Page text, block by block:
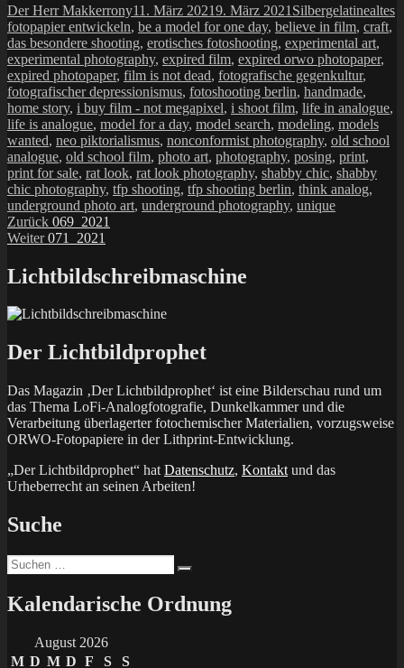
Autor
Der Herr MakkerronyVeröffentlicht
am
11. März 20219. März 2021 Kategorien
Silbergelatinealtes
fotopapier entwickeln, be a model for one day, believe in film, craft,
das besondere shooting, erotisches fotoshooting, experimental art,
experimental photography, expired film, expired orwo photopaper,
expired photopaper, film is not dead, fotografische gegenkultur,
fotografischer depressionismus, fotoshooting berlin, handmade,
home story, i buy film - not megapixel, i shoot film, life in analogue,
life is analogue, model for a day, model search, modeling, models
wanted, neo piktorialismus, nonconformist photography, old school
analogue, old school film, photo art, photography, posing, print,
print for sale, rat look, rat look photography, shabby chic, shabby
chic photography, tfp shooting, tfp shooting berlin, think analog,
underground photo art, underground photography, unique
Beitragsnavigation
Zurück Vorheriger
Beitrag:
069_2021
Weiter Nächster
071_2021
Lichtbildschreibmaschine
Der Lichtbildprophet
Das Magazin ‚Der Lichtbildprophet‘ ist eine Bilderschau rund um
das Thema LoFi-Analogfotografie, Dunkelkammer und die
Verarbeitung überlagerter fotochemischer Materialien, vorzugsweise
ORWO-Fotopapiere in der Lithprint-Entwicklung.
„Der Lichtbildprophet“ hat Datenschutz, Kontakt und das
Urheberrecht an seinen Arbeiten!
Suche
Suchen
nach:
Kalendarische Ordnung
August 2026
M D M D F S S